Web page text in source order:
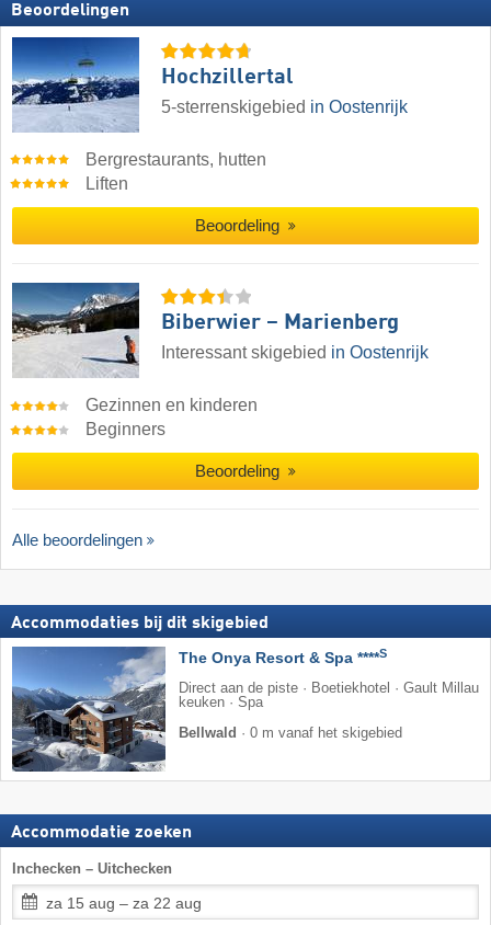
Beoordelingen
Hochzillertal
5-sterrenskigebied in Oostenrijk
Bergrestaurants, hutten
Liften
Beoordeling
Biberwier – Marienberg
Interessant skigebied in Oostenrijk
Gezinnen en kinderen
Beginners
Beoordeling
Alle beoordelingen
Accommodaties bij dit skigebied
The Onya Resort & Spa ****S
Direct aan de piste · Boetiekhotel · Gault Millau
keuken · Spa
Bellwald · 0 m vanaf het skigebied
Accommodatie zoeken
Inchecken – Uitchecken
za 15 aug – za 22 aug